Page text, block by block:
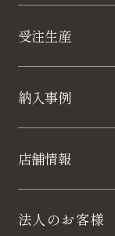
受注生産
納入事例
店舗情報
法人のお客様